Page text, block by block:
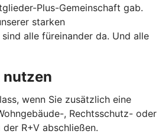
Plus-Gemeinschaft gab.
starken
alle füreinander da. Und alle
nutzen
wenn Sie zusätzlich eine
, Rechtsschutz- oder
R+V abschließen.